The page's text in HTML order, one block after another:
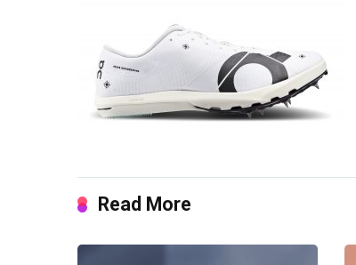
Read More